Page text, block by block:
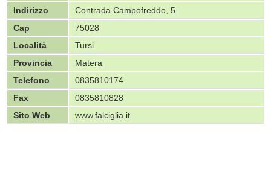
Indirizzo
Contrada Campofreddo, 5
Cap
75028
Località
Tursi
Provincia
Matera
Telefono
0835810174
Fax
0835810828
Sito Web
www.falciglia.it